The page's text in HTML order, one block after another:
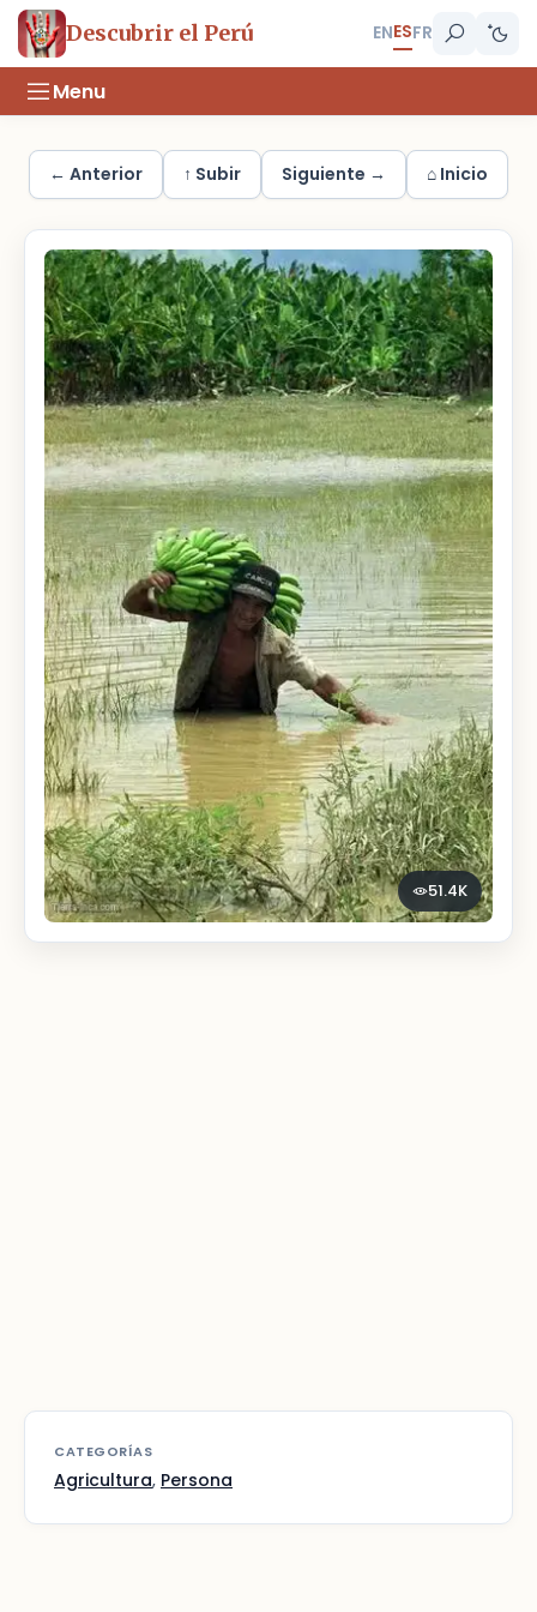
Descubrir el Perú ENESFR
Menu
← Anterior ↑ Subir Siguiente → ⌂ Inicio
51.4K
CATEGORÍAS
Agricultura, Persona